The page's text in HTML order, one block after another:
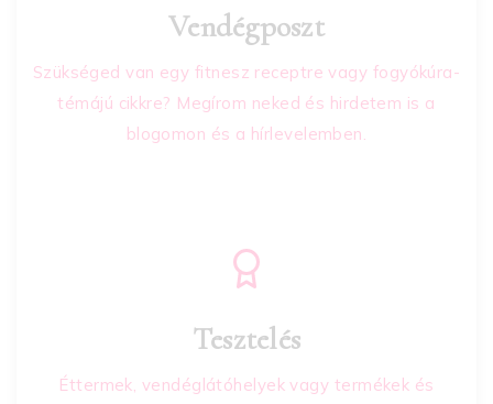
Vendégposzt
Szükséged van egy fitnesz receptre vagy fogyókúra-
témájú cikkre? Megírom neked és hirdetem is a
blogomon és a hírlevelemben.
Tesztelés
Éttermek, vendéglátóhelyek vagy termékek és